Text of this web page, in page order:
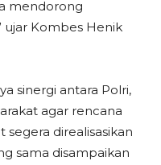
mendorong
Kombes Henik
sinergi antara Polri,
agar rencana
direalisasikan
sama disampaikan